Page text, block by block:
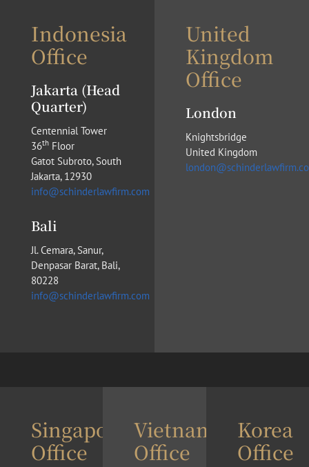
Indonesia
Office
Jakarta (Head
Quarter)
Centennial Tower
36th Floor
Gatot Subroto, South
Jakarta, 12930
info@schinderlawfirm.com
Bali
Jl. Cemara, Sanur,
Denpasar Barat, Bali,
80228
info@schinderlawfirm.com
United
Kingdom
Office
London
Knightsbridge
United Kingdom
Singapore
Office
Vietnam
Office
Korea
Office